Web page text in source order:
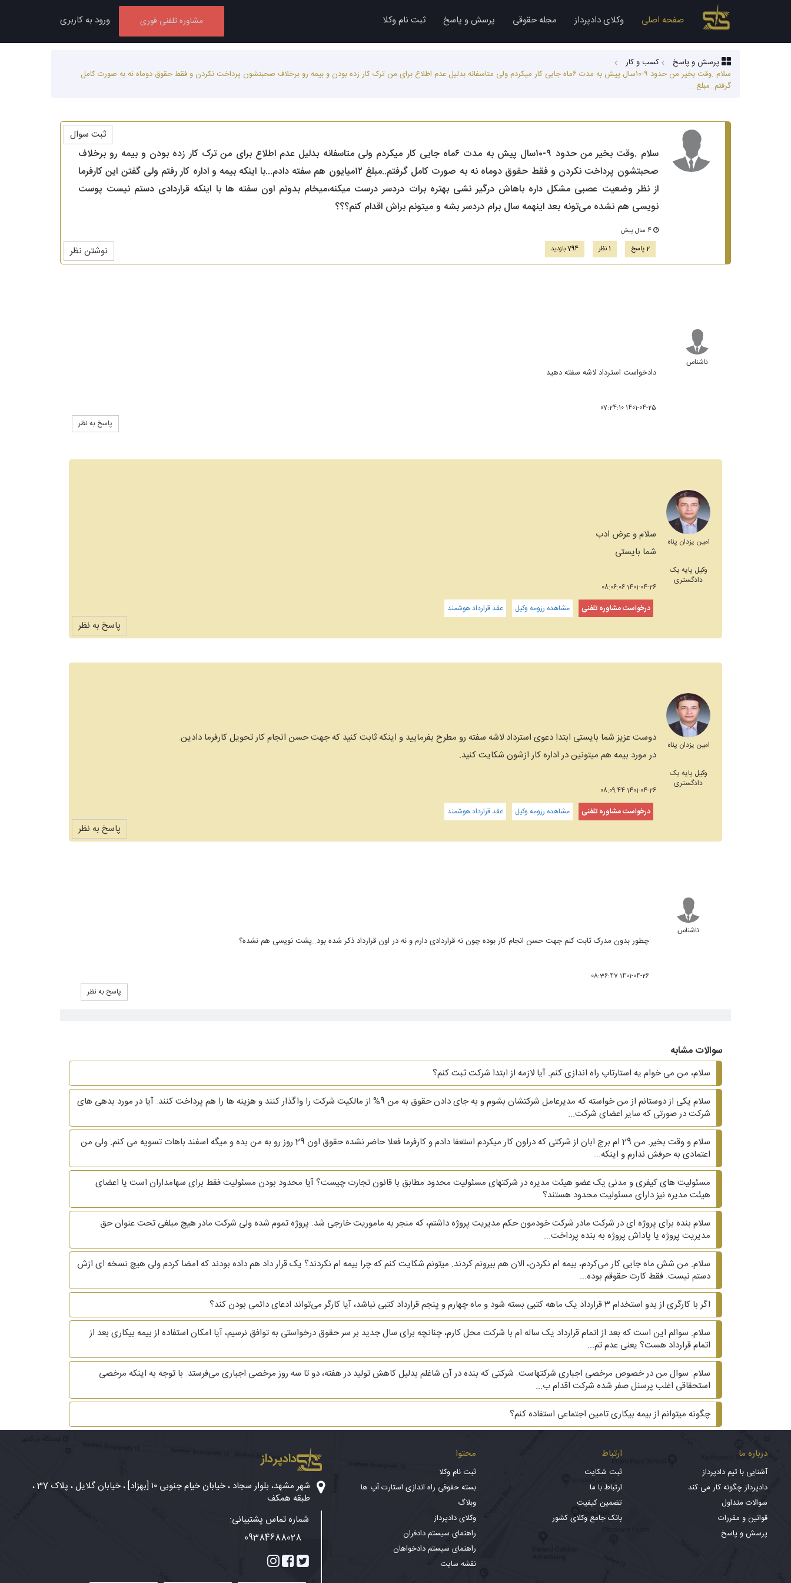
صفحه اصلی وکلای دادپرداز مجله حقوقی پرسش و پاسخ ثبت نام وکلا مشاوره تلفنی فوری ورود به کاربری
پرسش و پاسخ
کسب‌ و کار
سلام .وقت بخیر من حدود ۹-۱۰سال پیش به مدت ۶ماه جایی کار میکردم ولی متاسفانه بدلیل عدم اطلاع برای من ترک کار زده بودن و بیمه رو برخلاف صحبتشون پرداخت نکردن و فقط حقوق دوماه نه به صورت کامل
گرفتم..مبلغ...
سلام .وقت بخیر من حدود ۹-۱۰سال پیش به مدت ۶ماه جایی کار میکردم ولی متاسفانه بدلیل عدم اطلاع برای من ترک کار زده بودن و بیمه رو برخلاف
صحبتشون پرداخت نکردن و فقط حقوق دوماه نه به صورت کامل گرفتم..مبلغ ۱۲میایون هم سفته دادم...با اینکه بیمه و اداره کار رفتم ولی گفتن این کارفرما
از نظر وضعیت عصبی مشکل داره باهاش درگیر نشی بهتره برات دردسر درست میکنه،میخام بدونم اون سفته ها با اینکه قراردادی دستم نیست پوست
نویسی هم نشده می‌تونه بعد اینهمه سال برام دردسر بشه و میتونم براش اقدام کنم؟؟؟
4 سال پیش
2 پاسخ
1 نظر 794 بازدید نوشتن نظر
ثبت سوال
ناشناس
دادخواست استرداد لاشه سفته دهید
1401-04-25 07:24:10
پاسخ به نظر
امین یزدان پناه
وکیل پایه یک
دادگستری
سلام و عرض ادب
شما بایستی
1401-04-26 08:06:06
درخواست مشاوره تلفنی مشاهده رزومه وکیل عقد قرارداد هوشمند
پاسخ به نظر
امین یزدان پناه
وکیل پایه یک
دادگستری
دوست عزیز شما بایستی ابتدا دعوی استرداد لاشه سفته رو مطرح بفرمایید و اینکه ثابت کنید که جهت حسن انجام کار تحویل کارفرما دادین.
در مورد بیمه هم میتونین در اداره کار ازشون شکایت کنید.
1401-04-26 08:09:44
درخواست مشاوره تلفنی مشاهده رزومه وکیل عقد قرارداد هوشمند
پاسخ به نظر
ناشناس
چطور بدون مدرک ثابت کنم جهت حسن انجام کار بوده چون نه قراردادی دارم و نه در اون قرارداد ذکر شده بود..پشت نویسی هم نشده؟
1401-04-26 08:36:47
پاسخ به نظر
سوالات مشابه
سلام، من می خوام یه استارتاپ راه اندازی کنم. آیا لازمه از ابتدا شرکت ثبت کنم؟
سلام یکی از دوستانم از من خواسته که مدیرعامل شرکتشان بشوم و به جای دادن حقوق به من 9% از مالکیت شرکت را واگذار کنند و هزینه ها را هم پرداخت کنند. آیا در مورد بدهی های
شرکت در صورتی که سایر اعضای شرکت...
سلام و وقت بخیر. من 29 ام برج ابان از شرکتی که دراون کار میکردم استعفا دادم و کارفرما فعلا حاضر نشده حقوق اون 29 روز رو به من بده و میگه اسفند باهات تسویه می کنم. ولی من
اعتمادی به حرفش ندارم و اینکه...
مسئولیت های کیفری و مدنی یک عضو هیئت مدیره در شرکتهای مسئولیت محدود مطابق با قانون تجارت چیست؟ آیا محدود بودن مسئولیت فقط برای سهامداران است یا اعضای
هیئت مدیره نیز دارای مسئولیت محدود هستند؟
سلام بنده برای پروژه ای در شرکت مادر شرکت خودمون حکم مدیریت پروژه داشتم، که منجر به ماموریت خارجی شد. پروژه تموم شده ولی شرکت مادر هیچ مبلغی تحت عنوان حق
مدیریت پروژه یا پاداش پروژه به بنده پرداخت...
سلام. من شش ماه جایی کار می‌کردم، بیمه ام نکردن، الان هم بیرونم کردند. میتونم شکایت کنم که چرا بیمه ام نکردند؟ یک قرار داد هم داده بودند که امضا کردم ولی هیچ نسخه ای ازش
دستم نیست. فقط کارت حقوقم بوده...
اگر با کارگری از بدو استخدام 3 قرارداد یک ماهه کتبی بسته شود و ماه چهارم و پنجم قرارداد کتبی نباشد، آیا کارگر می‌تواند ادعای دائمی بودن کند؟
سلام. سوالم این است که بعد از اتمام قرارداد یک ساله ام با شرکت محل کارم، چنانچه برای سال جدید بر سر حقوق درخواستی به توافق نرسیم، آیا امکان استفاده از بیمه بیکاری بعد از
اتمام قرارداد هست؟ یعنی عدم تم...
سلام. سوال من در خصوص مرخصی اجباری شرکتهاست. شرکتی که بنده در آن شاغلم بدلیل کاهش تولید در هفته، دو تا سه روز مرخصی اجباری می‌فرستد. با توجه به اینکه مرخصی
استحقاقی اغلب پرسنل صفر شده شرکت اقدام ب...
چگونه میتوانم از بیمه بیکاری تامین اجتماعی استفاده کنم؟
درباره ما
آشنایی با تیم دادپرداز
دادپرداز چگونه کار می کند
سوالات متداول
قوانین و مقررات
پرسش و پاسخ
ارتباط
ثبت شکایت
ارتباط با ما
تضمین کیفیت
بانک جامع وکلای کشور
محتوا
ثبت نام وکلا
بسته حقوقی راه اندازی استارت آپ ها
وبلاگ
وکلای دادپرداز
راهنمای سیستم دادفران
راهنمای سیستم دادخواهان
نقشه سایت
دادپرداز
شهر مشهد، بلوار سجاد ، خیابان خیام جنوبی ۱۰ [بهزاد] ، خیابان گلایل ، پلاک 37 ،
طبقه همکف
شماره تماس پشتیبانی:
09384688028